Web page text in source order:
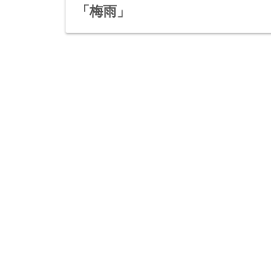
「梅雨」